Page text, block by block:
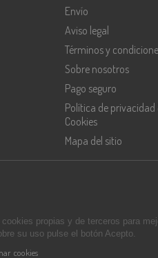
Envío
Aviso legal
Términos y
Sobre nosotros
Pago seguro
Política de privacidad
Cookies
Mapa del sitio
propias y de terceros para
su uso pulse el botón Acepto.
cookies